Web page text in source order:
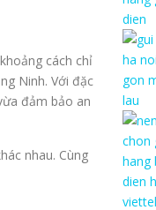
cách chỉ
Ninh. Với đặc
đảm bảo an
nhau. Cùng